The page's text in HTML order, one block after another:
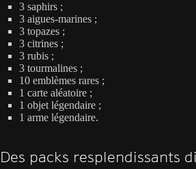
3 saphirs ;
3 aigues-marines ;
3 topazes ;
3 citrines ;
3 rubis ;
3 tourmalines ;
10 emblèmes rares ;
1 carte aléatoire ;
1 objet légendaire ;
1 arme légendaire.
Des packs resplendissants